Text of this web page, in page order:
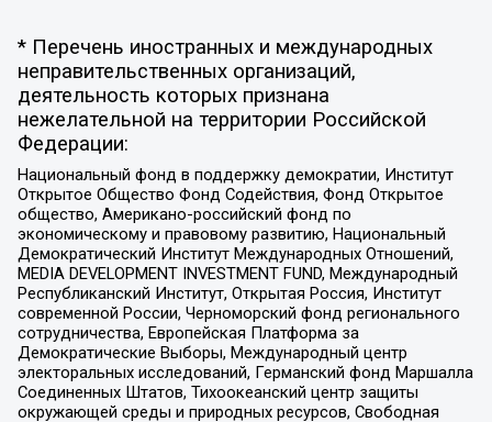
* Перечень иностранных и международных
неправительственных организаций,
деятельность которых признана
нежелательной на территории Российской
Федерации:
Национальный фонд в поддержку демократии, Институт
Открытое Общество Фонд Содействия, Фонд Открытое
общество, Американо-российский фонд по
экономическому и правовому развитию, Национальный
Демократический Институт Международных Отношений,
MEDIA DEVELOPMENT INVESTMENT FUND, Международный
Республиканский Институт, Открытая Россия, Институт
современной России, Черноморский фонд регионального
сотрудничества, Европейская Платформа за
Демократические Выборы, Международный центр
электоральных исследований, Германский фонд Маршалла
Соединенных Штатов, Тихоокеанский центр защиты
окружающей среды и природных ресурсов, Свободная